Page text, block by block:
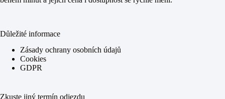
Důležité informace
Zásady ochrany osobních údajů
Cookies
GDPR
Zkuste jiný termín odjezdu